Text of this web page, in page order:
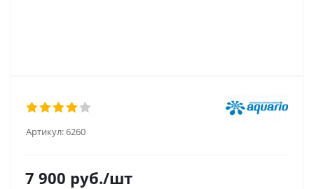
Артикул:6260
7 900 руб./шт